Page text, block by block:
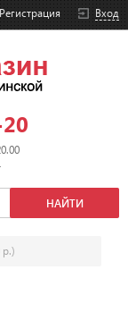
Вход
Регистрация
р.)